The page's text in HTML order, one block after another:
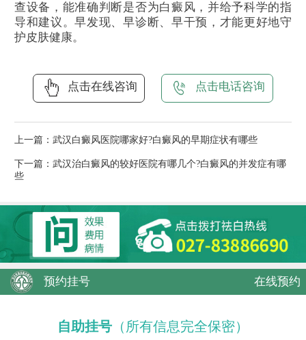
查设备，能准确判断是否为白癜风，并给予科学的指
导和建议。早发现、早诊断、早干预，才能更好地守
护皮肤健康。
点击在线咨询 点击电话咨询
上一篇： 武汉白癜风医院哪家好?白癜风的早期症状有哪些
下一篇： 武汉治白癜风的较好医院有哪几个?白癜风的并发症有哪
些
预约挂号 在线预约
自助挂号 （所有信息完全保密）